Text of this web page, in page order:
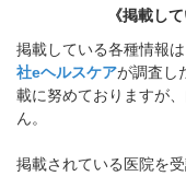
《掲載し
掲載している各種情報
社eヘルスケアが調査し
載に努めておりますが
ん。
掲載されている医院を